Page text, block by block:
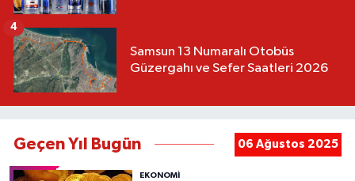
Samsun 13 Numaralı Otobüs
Güzergahı ve Sefer Saatleri 2026
4
Geçen Yıl Bugün 06 Ağustos 2025
EKONOMİ